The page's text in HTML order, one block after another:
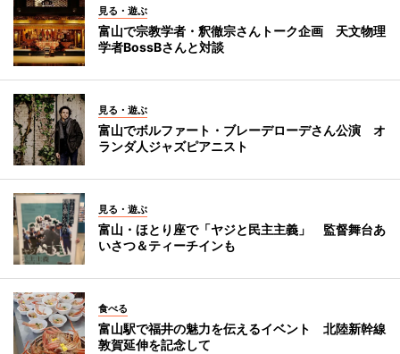
見る・遊ぶ
富山で宗教学者・釈徹宗さんトーク企画 天文物理
学者BossBさんと対談
見る・遊ぶ
富山でボルファート・ブレーデローデさん公演 オ
ランダ人ジャズピアニスト
見る・遊ぶ
富山・ほとり座で「ヤジと民主主義」 監督舞台あ
いさつ＆ティーチインも
食べる
富山駅で福井の魅力を伝えるイベント 北陸新幹線
敦賀延伸を記念して